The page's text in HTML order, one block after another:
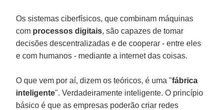
Os sistemas ciberfísicos, que combinam máquinas
com processos digitais, são capazes de tomar
decisões descentralizadas e de cooperar - entre eles
e com humanos - mediante a internet das coisas.
O que vem por aí, dizem os teóricos, é uma "fábrica
inteligente". Verdadeiramente inteligente. O princípio
básico é que as empresas poderão criar redes